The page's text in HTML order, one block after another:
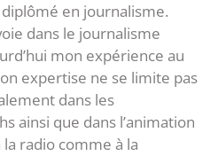
diplômé en journalisme.
dans le journalisme
mon expérience au
expertise ne se limite pas
dans les
ainsi que dans l’animation
la radio comme à la